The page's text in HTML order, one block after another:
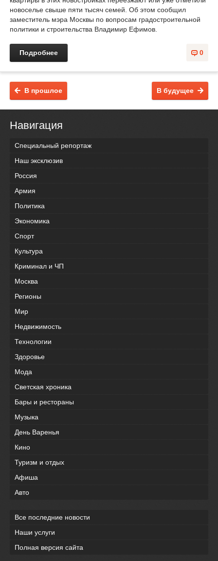
новоселье свыше пяти тысяч семей. Об этом сообщил
заместитель мэра Москвы по вопросам градостроительной
политики и строительства Владимир Ефимов.
0
Подробнее
В будущее
В прошлое
Навигация
Специальный репортаж
Наш эксклюзив
Россия
Армия
Политика
Экономика
Спорт
Культура
Криминал и ЧП
Москва
Регионы
Мир
Недвижимость
Технологии
Здоровье
Мода
Светская хроника
Бары и рестораны
Музыка
День Варенья
Кино
Туризм и отдых
Афиша
Авто
Все последние новости
Наши услуги
Полная версия сайта